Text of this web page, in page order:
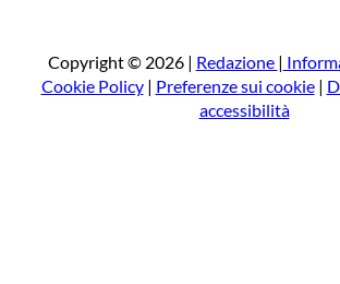
a
Copyright © 2026 | Redazione |
Cookie Policy| Preferenze sui cookie|
accessibilità